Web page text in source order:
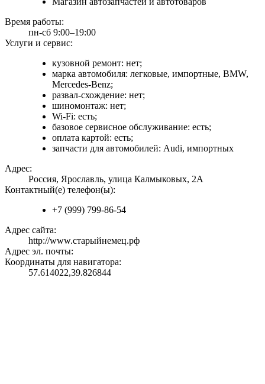
Время работы:
пн-сб 9:00–19:00
Услуги и сервис:
кузовной ремонт: нет;
марка автомобиля: легковые, импортные, BMW,
Mercedes-Benz;
развал-схождение: нет;
шиномонтаж: нет;
Wi-Fi: есть;
базовое сервисное обслуживание: есть;
оплата картой: есть;
запчасти для автомобилей: Audi, импортных
Адрес:
Россия, Ярославль, улица Калмыковых, 2А
Контактный(е) телефон(ы):
+7 (999) 799-86-54
Адрес сайта:
http://www.старыйнемец.рф
Адрес эл. почты:
Координаты для навигатора:
57.614022,39.826844